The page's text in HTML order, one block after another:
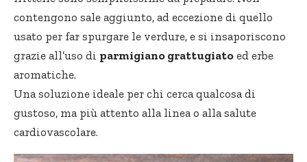
contengono sale aggiunto, ad eccezione di quello
usato per far spurgare le verdure, e si insaporiscono
grazie all’uso di parmigiano grattugiato ed erbe
aromatiche.
Una soluzione ideale per chi cerca qualcosa di
gustoso, ma più attento alla linea o alla salute
cardiovascolare.